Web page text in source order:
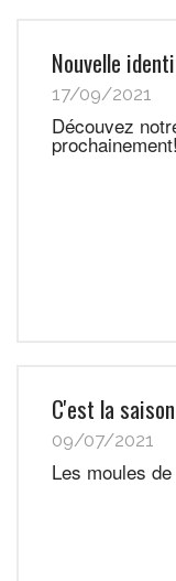
Nouvelle
17/09/2021
Découvez
C'est la
09/07/2021
Les moules